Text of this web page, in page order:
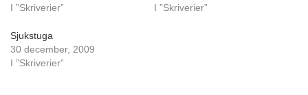
I ”Skriverier”
I ”Skriverier”
Sjukstuga
30 december, 2009
I ”Skriverier”